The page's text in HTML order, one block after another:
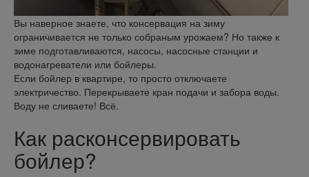
Вы наверное знаете, что консервация на зиму
ограничивается не только собраным урожаем? Но также к
зиме подготавливаются, насосы, насосные станции и
водонагреватели или бойлеры.
Если бойлер в квартире, то просто отключаете
электричество. Перекрываете кран подачи и забора воды.
Воду не сливаете! Всё.
Как расконсервировать
бойлер?